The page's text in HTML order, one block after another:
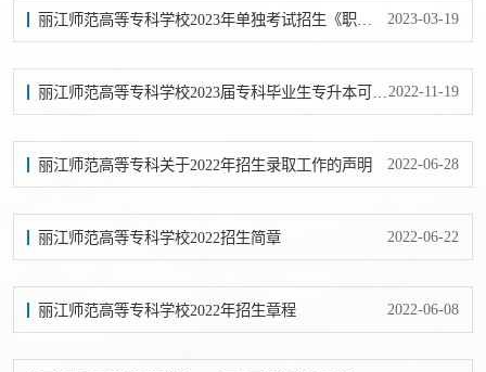
2023-03-19
2022-11-19
丽江师范高等专科关于2022年招生录取工作的声明 2022-06-28
丽江师范高等专科学校2022招生简章 2022-06-22
丽江师范高等专科学校2022年招生章程 2022-06-08